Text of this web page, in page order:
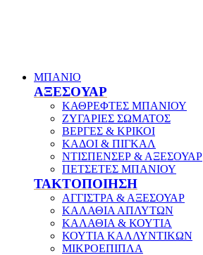
ΜΠΑΝΙΟ
ΑΞΕΣΟΥΑΡ
ΚΑΘΡΕΦΤΕΣ ΜΠΑΝΙΟΥ
ΖΥΓΑΡΙΕΣ ΣΩΜΑΤΟΣ
ΒΕΡΓΕΣ & ΚΡΙΚΟΙ
ΚΑΔΟΙ & ΠΙΓΚΑΛ
ΝΤΙΣΠΕΝΣΕΡ & ΑΞΕΣΟΥΑΡ
ΠΕΤΣΕΤΕΣ ΜΠΑΝΙΟΥ
ΤΑΚΤΟΠΟΙΗΣΗ
ΑΓΓΙΣΤΡΑ & ΑΞΕΣΟΥΑΡ
ΚΑΛΑΘΙΑ ΑΠΛΥΤΩΝ
ΚΑΛΑΘΙΑ & ΚΟΥΤΙΑ
ΚΟΥΤΙΑ ΚΑΛΛΥΝΤΙΚΩΝ
ΜΙΚΡΟΕΠΙΠΛΑ